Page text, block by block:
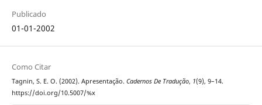
Publicado
01-01-2002
Como Citar
Tagnin, S. E. O. (2002). Apresentação. Cadernos De Tradução, 1(9), 9–14.
https://doi.org/10.5007/%x